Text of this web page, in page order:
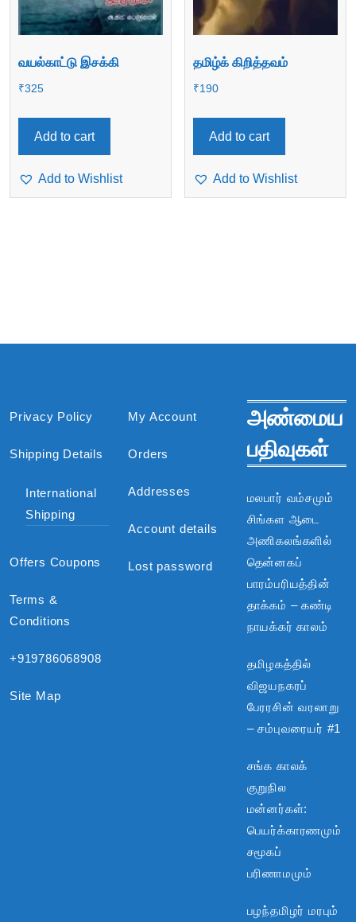
வயல்காட்டு இசக்கி
₹325
Add to cart
Add to Wishlist
தமிழ்க் கிறித்தவம்
₹190
Add to cart
Add to Wishlist
Privacy Policy
Shipping Details
International
Shipping
Offers Coupons
Terms &
Conditions
+919786068908
Site Map
My Account
Orders
Addresses
Account details
Lost password
அண்மைய
பதிவுகள்
மலபார் வம்சமும்
சிங்கள ஆடை
அணிகலங்களில்
தென்னகப்
பாரம்பரியத்தின்
தாக்கம் – கண்டி
நாயக்கர் காலம்
தமிழகத்தில்
விஜயநகரப்
பேரரசின் வரலாறு
– சம்புவரையர் #1
சங்க காலக்
குறுநில
மன்னர்கள்:
பெயர்க்காரணமும்
சமூகப்
பரிணாமமும்
பழந்தமிழர் மரபும்